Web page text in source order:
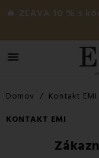
🔥 ZĽAVA 10 % s

Domov
Kontakt EMI
KONTAKT EMI